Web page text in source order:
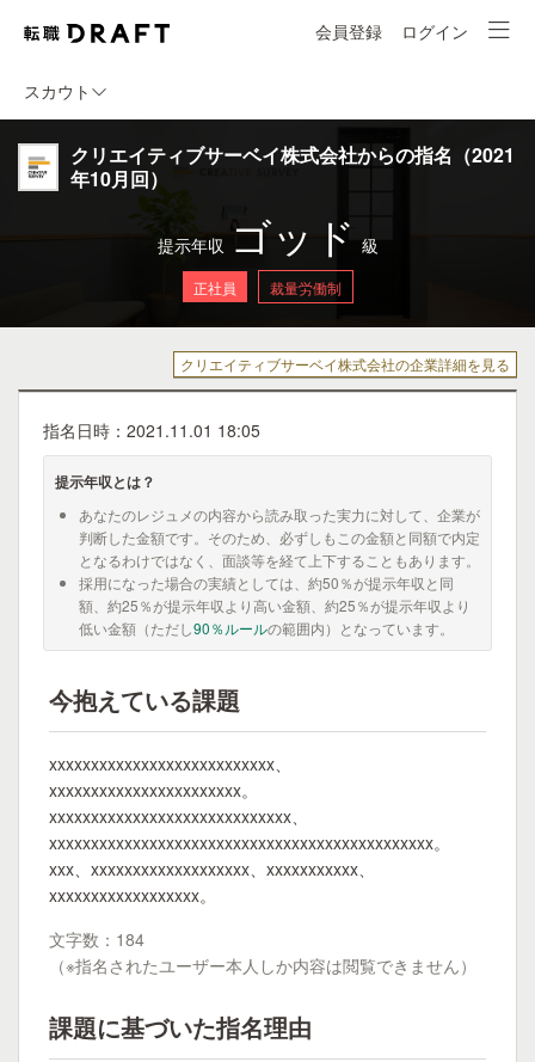
会員登録 ログイン
スカウト
クリエイティブサーベイ株式会社からの指名（2021
年10月回）
提示年収 ゴッド 級
正社員 裁量労働制
クリエイティブサーベイ株式会社の企業詳細を見る
指名日時：2021.11.01 18:05
提示年収とは？
あなたのレジュメの内容から読み取った実力に対して、企業が
判断した金額です。そのため、必ずしもこの金額と同額で内定
となるわけではなく、面談等を経て上下することもあります。
採用になった場合の実績としては、約50％が提示年収と同
額、約25％が提示年収より高い金額、約25％が提示年収より
低い金額（ただし90％ルールの範囲内）となっています。
今抱えている課題
xxxxxxxxxxxxxxxxxxxxxxxxxxx、
xxxxxxxxxxxxxxxxxxxxxxx。
xxxxxxxxxxxxxxxxxxxxxxxxxxxxx、
xxxxxxxxxxxxxxxxxxxxxxxxxxxxxxxxxxxxxxxxxxxxxx。
xxx、xxxxxxxxxxxxxxxxxxx、xxxxxxxxxxx、
xxxxxxxxxxxxxxxxxx。
文字数：184
（※指名されたユーザー本人しか内容は閲覧できません）
課題に基づいた指名理由